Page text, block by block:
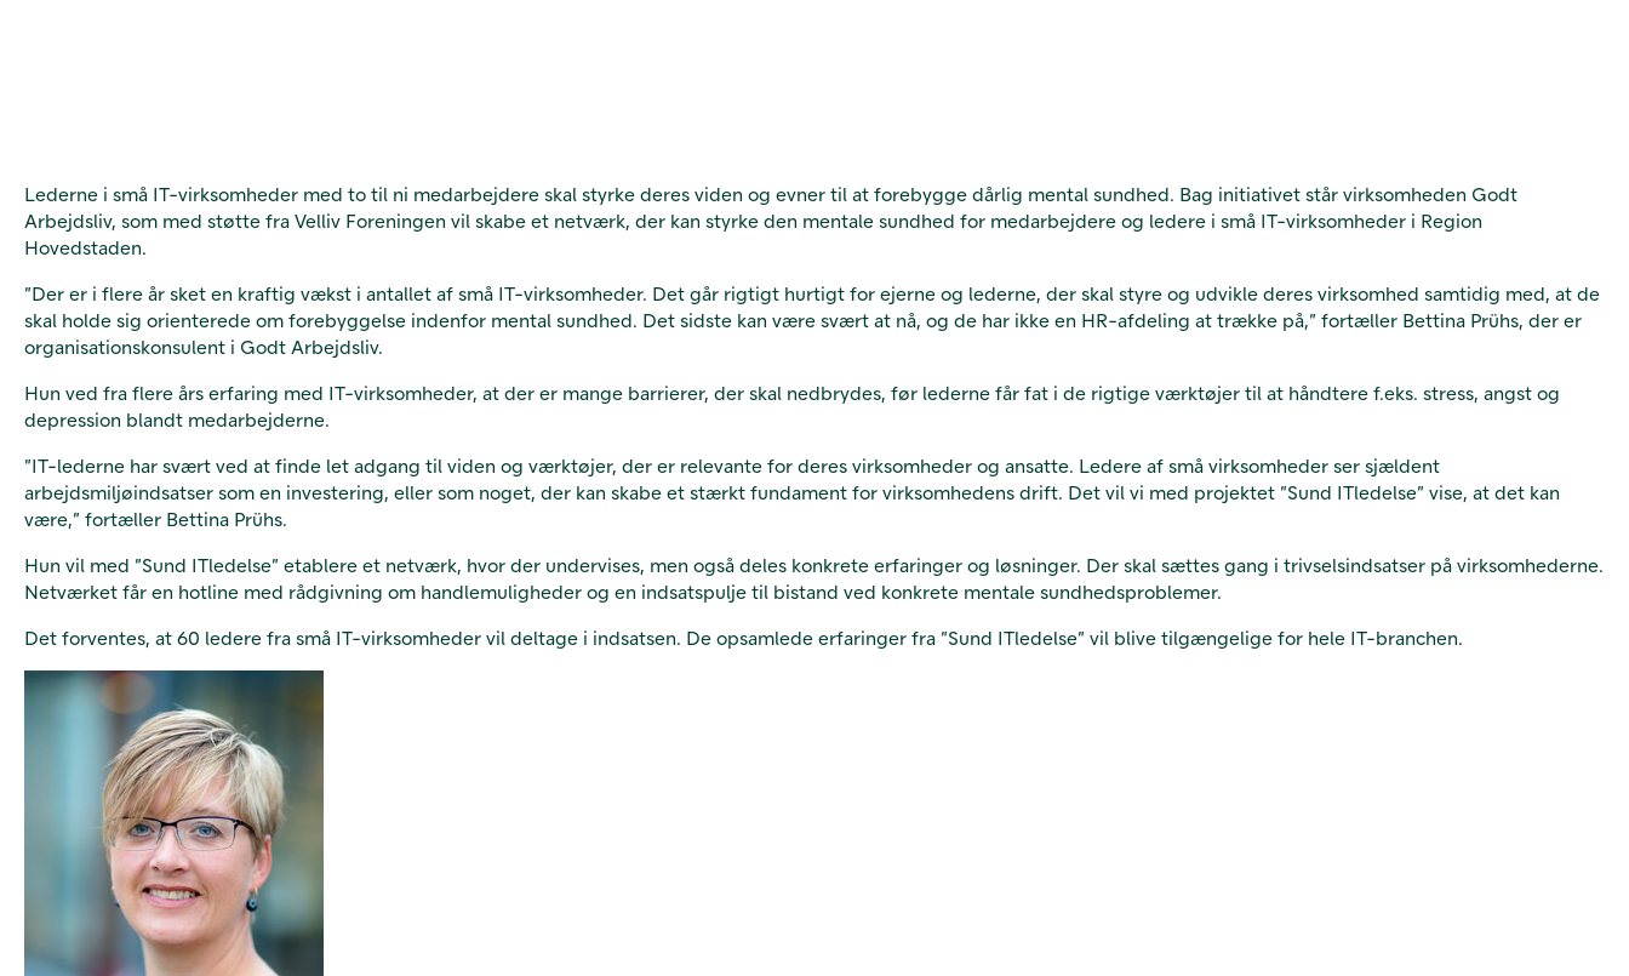
Lederne i små IT-virksomheder med to til ni medarbejdere skal styrke deres viden og evner til at forebygge dårlig mental sundhed. Bag initiativet står virksomheden Godt
Arbejdsliv, som med støtte fra Velliv Foreningen vil skabe et netværk, der kan styrke den mentale sundhed for medarbejdere og ledere i små IT-virksomheder i Region
Hovedstaden.
”Der er i flere år sket en kraftig vækst i antallet af små IT-virksomheder. Det går rigtigt hurtigt for ejerne og lederne, der skal styre og udvikle deres virksomhed samtidig med, at de
skal holde sig orienterede om forebyggelse indenfor mental sundhed. Det sidste kan være svært at nå, og de har ikke en HR-afdeling at trække på,” fortæller Bettina Prühs, der er
organisationskonsulent i Godt Arbejdsliv.
Hun ved fra flere års erfaring med IT-virksomheder, at der er mange barrierer, der skal nedbrydes, før lederne får fat i de rigtige værktøjer til at håndtere f.eks. stress, angst og
depression blandt medarbejderne.
”IT-lederne har svært ved at finde let adgang til viden og værktøjer, der er relevante for deres virksomheder og ansatte. Ledere af små virksomheder ser sjældent
arbejdsmiljøindsatser som en investering, eller som noget, der kan skabe et stærkt fundament for virksomhedens drift. Det vil vi med projektet ”Sund ITledelse” vise, at det kan
være,” fortæller Bettina Prühs.
Hun vil med ”Sund ITledelse” etablere et netværk, hvor der undervises, men også deles konkrete erfaringer og løsninger. Der skal sættes gang i trivselsindsatser på virksomhederne.
Netværket får en hotline med rådgivning om handlemuligheder og en indsatspulje til bistand ved konkrete mentale sundhedsproblemer.
Det forventes, at 60 ledere fra små IT-virksomheder vil deltage i indsatsen. De opsamlede erfaringer fra ”Sund ITledelse” vil blive tilgængelige for hele IT-branchen.